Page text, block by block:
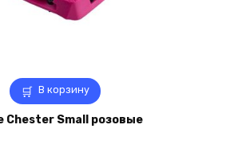
В корзину
Chester Small розовые